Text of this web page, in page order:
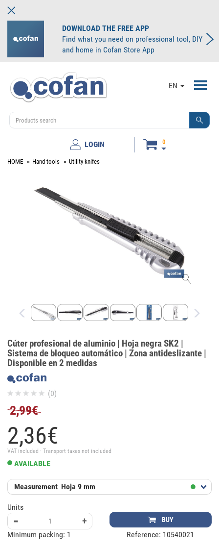
DOWNLOAD THE FREE APP
Find what you need on professional tool, DIY
and home in Cofan Store App
EN
LOGIN 0
HOME Hand tools Utility knifes
Cúter profesional de aluminio | Hoja negra SK2 |
Sistema de bloqueo automático | Zona antideslizante |
Disponible en 2 medidas
(0)
2,99€
2,36€
VAT included · Transport taxes not included
AVAILABLE
Measurement Hoja 9 mm
Units
- + BUY
Minimum packing: 1 Reference: 10540021